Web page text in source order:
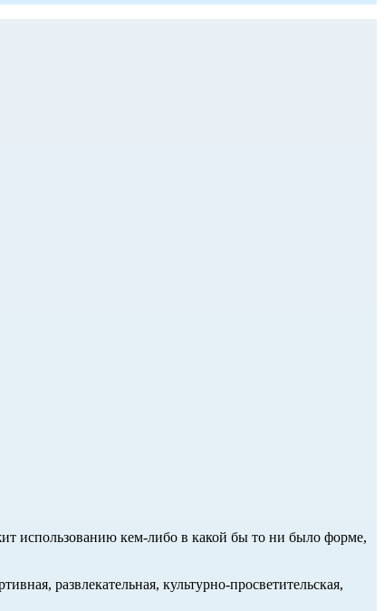
использованию кем-либо в какой бы то ни было форме,
развлекательная, культурно-просветительская,